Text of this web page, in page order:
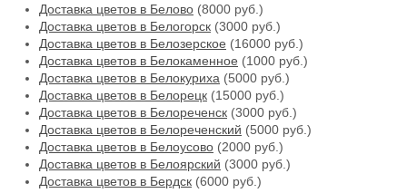
Доставка цветов в Белово (8000 руб.)
Доставка цветов в Белогорск (3000 руб.)
Доставка цветов в Белозерское (16000 руб.)
Доставка цветов в Белокаменное (1000 руб.)
Доставка цветов в Белокуриха (5000 руб.)
Доставка цветов в Белорецк (15000 руб.)
Доставка цветов в Белореченск (3000 руб.)
Доставка цветов в Белореченский (5000 руб.)
Доставка цветов в Белоусово (2000 руб.)
Доставка цветов в Белоярский (3000 руб.)
Доставка цветов в Бердск (6000 руб.)